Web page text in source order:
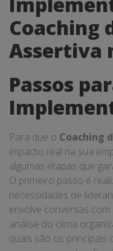
Coaching
Assertiva
Passos
Para que o Coaching
impacto real na sua
algumas etapas que
O primeiro passo é
necessidades de
envolve conversas
análise do clima
quais são os principais